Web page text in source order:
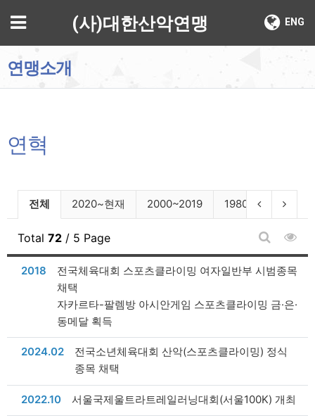
메뉴 ENG
(사)대한산악연맹
연맹소개
연혁
연혁 분류 목록
전체 2020~현재 2000~2019 1980~1999이전 분류
다음
Total 72 / 5 Page
게시판 검
조
날짜
2018
전국체육대회 스포츠클라이밍 여자일반부 시범종목
채택
자카르타-팔렘방 아시안게임 스포츠클라이밍 금·은·
동메달 획득
날짜
2024.02
전국소년체육대회 산악(스포츠클라이밍) 정식
종목 채택
날짜
2022.10 서울국제울트라트레일러닝대회(서울100K) 개최